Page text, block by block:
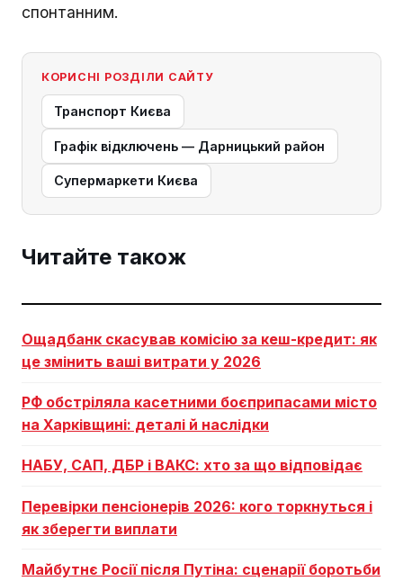
спонтанним.
КОРИСНІ РОЗДІЛИ САЙТУ
Транспорт Києва
Графік відключень — Дарницький район
Супермаркети Києва
Читайте також
Ощадбанк скасував комісію за кеш-кредит: як
це змінить ваші витрати у 2026
РФ обстріляла касетними боєприпасами місто
на Харківщині: деталі й наслідки
НАБУ, САП, ДБР і ВАКС: хто за що відповідає
Перевірки пенсіонерів 2026: кого торкнуться і
як зберегти виплати
Майбутнє Росії після Путіна: сценарії боротьби